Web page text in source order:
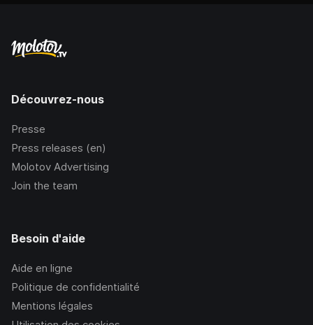
Découvrez-nous
Presse
Press releases (en)
Molotov Advertising
Join the team
Besoin d'aide
Aide en ligne
Politique de confidentialité
Mentions légales